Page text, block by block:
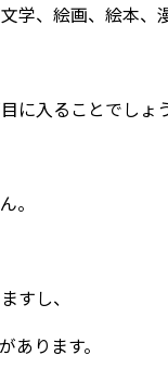
学、絵画、絵本、
に入ることでしょう
。
すし、
ります。